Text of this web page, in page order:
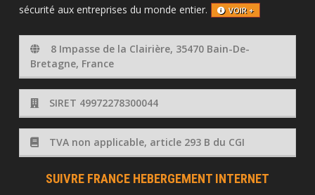
sécurité aux entreprises du monde entier.
VOIR +
8 Impasse de la Clairière, 35470 Bain-De-
Bretagne, France
SIRET 49972278300044
TVA non applicable, article 293 B du CGI
SUIVRE FRANCE HEBERGEMENT INTERNET